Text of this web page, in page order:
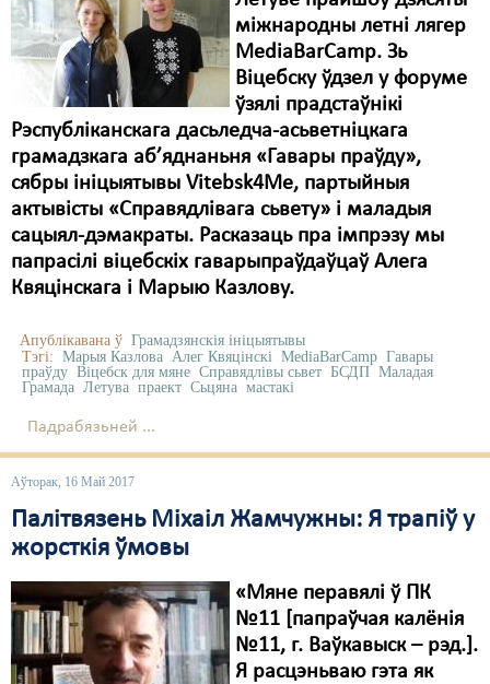
міжнародны летні лягер
MediaBarCamp. Зь
Віцебску ўдзел у форуме
ўзялі прадстаўнікі
Рэспубліканскага дасьледча-асьветніцкага
грамадзкага аб’яднаньня «Гавары праўду»,
сябры ініцыятывы Vitebsk4Me, партыйныя
актывісты «Справядлівага сьвету» і маладыя
сацыял-дэмакраты. Расказаць пра імпрэзу мы
папрасілі віцебскіх гаварыпраўдаўцаў Алега
Квяцінскага і Марыю Казлову.
Апублікавана ў Грамадзянскія ініцыятывы
Тэгі: Марыя Казлова Алег Квяцінскі MediaBarCamp Гавары
праўду Віцебск для мяне Справядлівы сьвет БСДП Маладая
Грамада Летува праект Сьцяна мастакі
Падрабязьней ...
Аўторак, 16 Май 2017
Палітвязень Міхаіл Жамчужны: Я трапіў у
жорсткія ўмовы
«Мяне перавялі ў ПК
№11 [папраўчая калёнія
№11, г. Ваўкавыск – рэд.].
Я расцэньваю гэта як